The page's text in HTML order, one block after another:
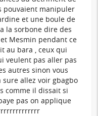
pouvaient manipuler
et une boule de
la sorbone dire des
Mesmin pendant ce
au bara , ceux qui
veulent pas aller pas
autres sinon vous
allez voir gbagbo
comme il dissait si
pas on applique